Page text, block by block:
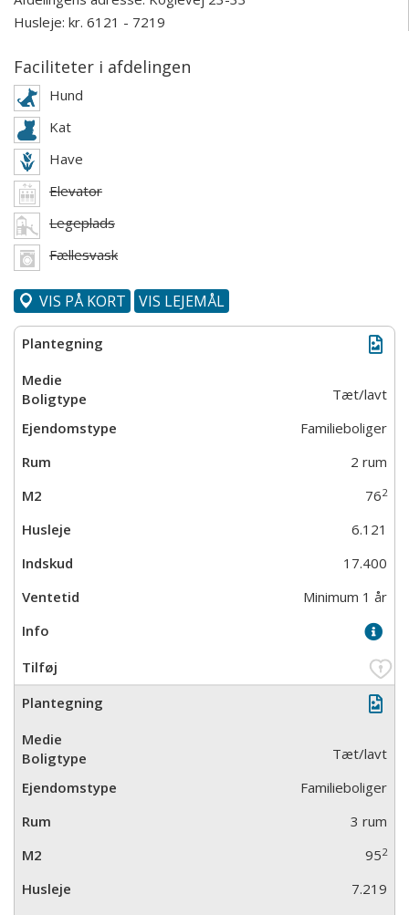
Husleje: kr. 6121 - 7219
Faciliteter i afdelingen
Hund
Kat
Have
Elevator
Legeplads
Fællesvask
VIS PÅ KORT VIS LEJEMÅL
Tæt/lavt
Familieboliger
2 rum
762
6.121
17.400
Minimum 1 år
Tæt/lavt
Familieboliger
3 rum
952
7.219